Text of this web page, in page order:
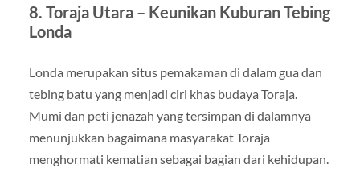
8. Toraja Utara – Keunikan Kuburan Tebing
Londa
Londa merupakan situs pemakaman di dalam gua dan
tebing batu yang menjadi ciri khas budaya Toraja.
Mumi dan peti jenazah yang tersimpan di dalamnya
menunjukkan bagaimana masyarakat Toraja
menghormati kematian sebagai bagian dari kehidupan.